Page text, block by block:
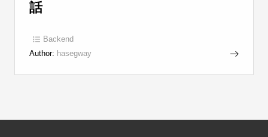
話
Backend
Author: hasegway